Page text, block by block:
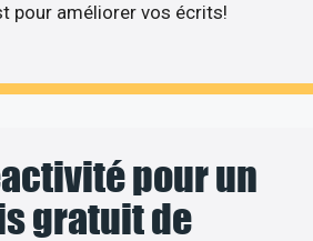
pour améliorer vos écrits!
pour un
gratuit de